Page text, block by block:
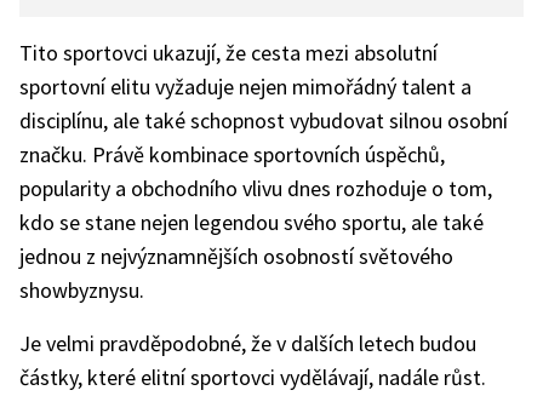
Tito sportovci ukazují, že cesta mezi absolutní
sportovní elitu vyžaduje nejen mimořádný talent a
disciplínu, ale také schopnost vybudovat silnou osobní
značku. Právě kombinace sportovních úspěchů,
popularity a obchodního vlivu dnes rozhoduje o tom,
kdo se stane nejen legendou svého sportu, ale také
jednou z nejvýznamnějších osobností světového
showbyznysu.
Je velmi pravděpodobné, že v dalších letech budou
částky, které elitní sportovci vydělávají, nadále růst.